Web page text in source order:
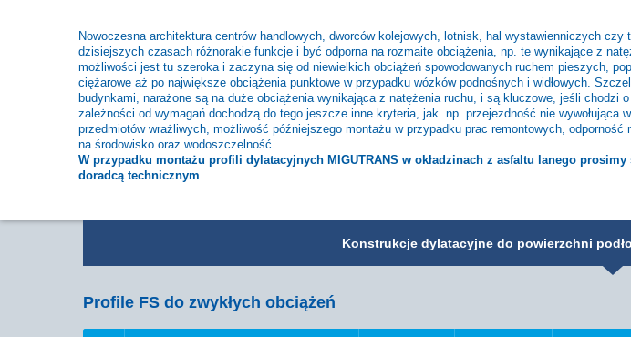
Nowoczesna architektura centrów handlowych, dworców kolejowych, lotnisk, hal wystawienniczych czy
dzisiejszych czasach różnorakie funkcje i być odporna na rozmaite obciążenia, np. te wynikające z
możliwości jest tu szeroka i zaczyna się od niewielkich obciążeń spowodowanych ruchem pieszych,
ciężarowe aż po największe obciążenia punktowe w przypadku wózków podnośnych i widłowych.
budynkami, narażone są na duże obciążenia wynikająca z natężenia ruchu, i są kluczowe, jeśli chodzi
zależności od wymagań dochodzą do tego jeszcze inne kryteria, jak. np. przejezdność nie wywołująca
przedmiotów wrażliwych, możliwość późniejszego montażu w przypadku prac remontowych, odporność
na środowisko oraz wodoszczelność.
W przypadku montażu profili dylatacyjnych MIGUTRANS w okładzinach z asfaltu lanego
doradcą technicznym
Konstrukcje dylatacyjne do powierzchni
Profile FS do zwykłych obciążeń